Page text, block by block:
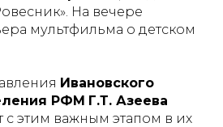
На вечере
мультфильма о детском
Ивановского
РФМ Г.Т. Азеева
с этим важным этапом в их